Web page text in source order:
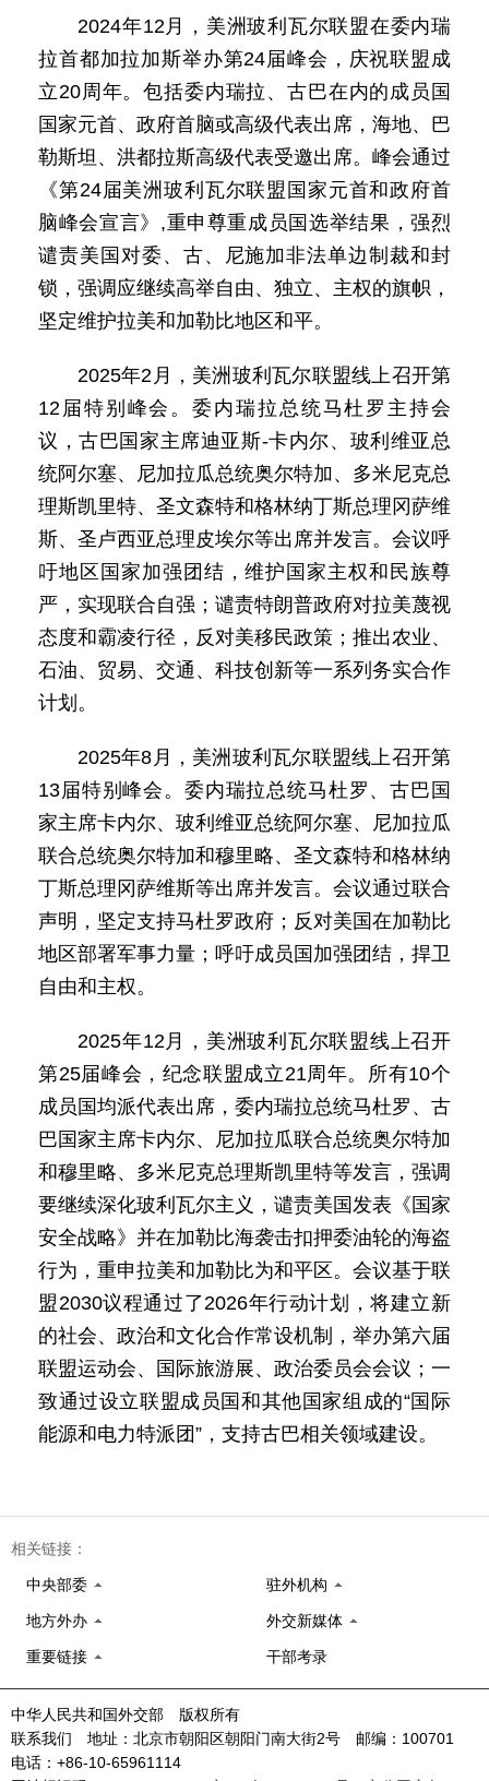
2024年12月，美洲玻利瓦尔联盟在委内瑞
拉首都加拉加斯举办第24届峰会，庆祝联盟成
立20周年。包括委内瑞拉、古巴在内的成员国
国家元首、政府首脑或高级代表出席，海地、巴
勒斯坦、洪都拉斯高级代表受邀出席。峰会通过
《第24届美洲玻利瓦尔联盟国家元首和政府首
脑峰会宣言》,重申尊重成员国选举结果，强烈
谴责美国对委、古、尼施加非法单边制裁和封
锁，强调应继续高举自由、独立、主权的旗帜，
坚定维护拉美和加勒比地区和平。
2025年2月，美洲玻利瓦尔联盟线上召开第
12届特别峰会。委内瑞拉总统马杜罗主持会
议，古巴国家主席迪亚斯-卡内尔、玻利维亚总
统阿尔塞、尼加拉瓜总统奥尔特加、多米尼克总
理斯凯里特、圣文森特和格林纳丁斯总理冈萨维
斯、圣卢西亚总理皮埃尔等出席并发言。会议呼
吁地区国家加强团结，维护国家主权和民族尊
严，实现联合自强；谴责特朗普政府对拉美蔑视
态度和霸凌行径，反对美移民政策；推出农业、
石油、贸易、交通、科技创新等一系列务实合作
计划。
2025年8月，美洲玻利瓦尔联盟线上召开第
13届特别峰会。委内瑞拉总统马杜罗、古巴国
家主席卡内尔、玻利维亚总统阿尔塞、尼加拉瓜
联合总统奥尔特加和穆里略、圣文森特和格林纳
丁斯总理冈萨维斯等出席并发言。会议通过联合
声明，坚定支持马杜罗政府；反对美国在加勒比
地区部署军事力量；呼吁成员国加强团结，捍卫
自由和主权。
2025年12月，美洲玻利瓦尔联盟线上召开
第25届峰会，纪念联盟成立21周年。所有10个
成员国均派代表出席，委内瑞拉总统马杜罗、古
巴国家主席卡内尔、尼加拉瓜联合总统奥尔特加
和穆里略、多米尼克总理斯凯里特等发言，强调
要继续深化玻利瓦尔主义，谴责美国发表《国家
安全战略》并在加勒比海袭击扣押委油轮的海盗
行为，重申拉美和加勒比为和平区。会议基于联
盟2030议程通过了2026年行动计划，将建立新
的社会、政治和文化合作常设机制，举办第六届
联盟运动会、国际旅游展、政治委员会会议；一
致通过设立联盟成员国和其他国家组成的“国际
能源和电力特派团”，支持古巴相关领域建设。
相关链接：
中央部委 驻外机构
地方外办 外交新媒体
重要链接 干部考录
中华人民共和国外交部 版权所有
联系我们 地址：北京市朝阳区朝阳门南大街2号 邮编：100701
电话：+86-10-65961114